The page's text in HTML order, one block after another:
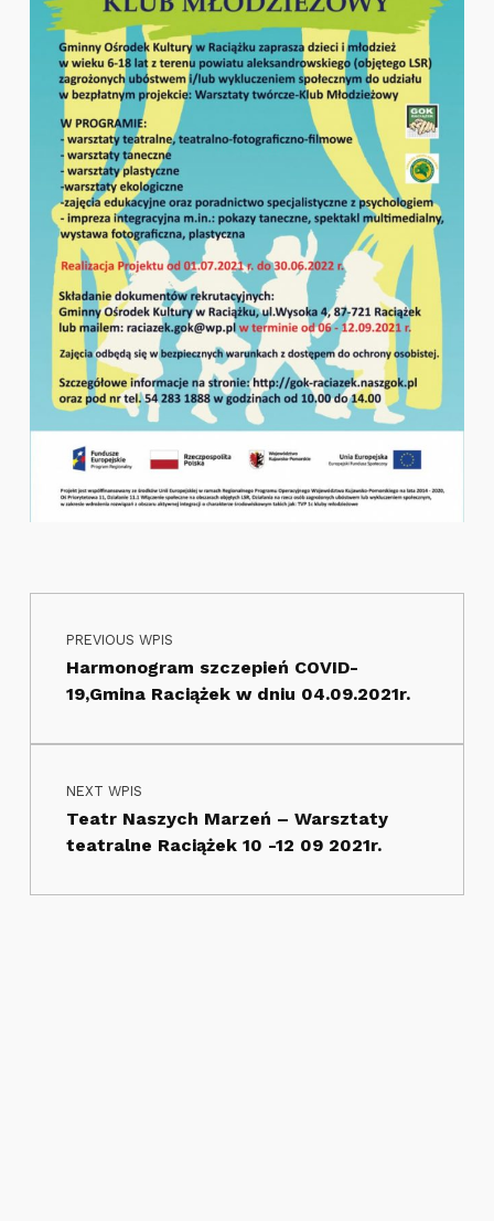
Skip back to main navigation
Nawigacja wpisu
PREVIOUS WPIS
Harmonogram szczepień COVID-
19,Gmina Raciążek w dniu 04.09.2021r.
NEXT WPIS
Teatr Naszych Marzeń – Warsztaty
teatralne Raciążek 10 -12 09 2021r.